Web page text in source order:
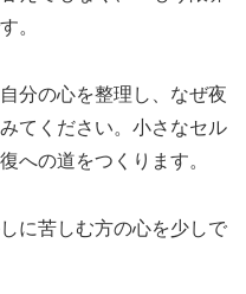
。
分の心を整理し、なぜ夜
てください。小さなセル
への道をつくります。
に苦しむ方の心を少しで